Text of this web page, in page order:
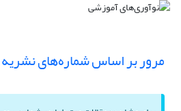
مرور بر اساس شماره‌های نشریه